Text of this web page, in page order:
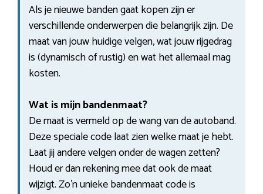
Als je nieuwe banden gaat kopen zijn er
verschillende onderwerpen die belangrijk zijn. De
maat van jouw huidige velgen, wat jouw rijgedrag
is (dynamisch of rustig) en wat het allemaal mag
kosten.
Wat is mijn bandenmaat?
De maat is vermeld op de wang van de autoband.
Deze speciale code laat zien welke maat je hebt.
Laat jij andere velgen onder de wagen zetten?
Houd er dan rekening mee dat ook de maat
wijzigt. Zo’n unieke bandenmaat code is